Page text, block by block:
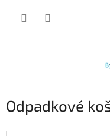
Odpadkové